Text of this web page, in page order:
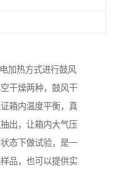
加热方式进行鼓风
干燥两种，鼓风干
箱内温度平衡，真
出，让箱内大气压
态下做试验，是一
品，也可以提供实